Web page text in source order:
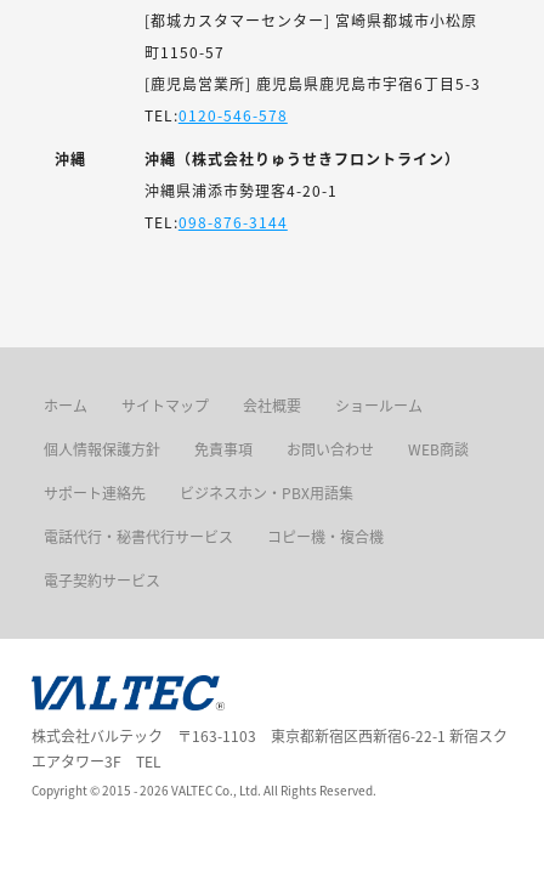
[都城カスタマーセンター] 宮崎県都城市小松原
町1150-57
[鹿児島営業所] 鹿児島県鹿児島市宇宿6丁目5-3
TEL:0120-546-578
沖縄
沖縄（株式会社りゅうせきフロントライン）
沖縄県浦添市勢理客4-20-1
TEL:098-876-3144
ホーム サイトマップ 会社概要 ショールーム
個人情報保護方針 免責事項 お問い合わせ WEB商談
サポート連絡先 ビジネスホン・PBX用語集
電話代行・秘書代行サービス コピー機・複合機
電子契約サービス
株式会社バルテック 〒163-1103 東京都新宿区西新宿6-22-1 新宿スク
エアタワー3F TEL
Copyright ©2015 - 2026 VALTEC Co., Ltd. All Rights Reserved.